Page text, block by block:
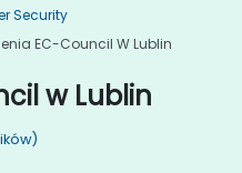
Security
EC-Council W Lublin
w Lublin